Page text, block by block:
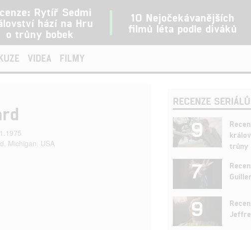
Rytíř Sedmi
hází na Hru
o trůny bobek
10 Nejočekávanějších
filmů léta podle diváků
VIDEA FILMY
Michigan, USA
RECENZE SERIÁLŮ
9
trůny
7
9